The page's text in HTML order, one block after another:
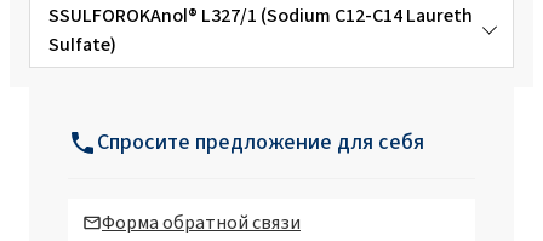
SSULFOROKAnol® L327/1 (Sodium C12-C14 Laureth
Sulfate)
Спросите предложение для себя
Форма обратной связи